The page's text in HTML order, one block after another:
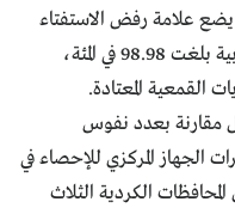
علامة رفض الاستفتاء
سوى 20 الفاً فقط، بنسبة تصويت إيجابية بلغت 98.98 في المئة،
القمعية المعتادة.
مقارنة بعدد نفوس
الجهاز المركزي للإحصاء في
فنسبة سكان المحافظات الكردية الثلاث